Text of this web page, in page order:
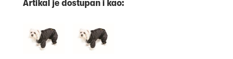
Artikal je dostupan i kao: